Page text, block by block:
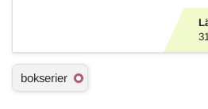
Ä
m
bokserier